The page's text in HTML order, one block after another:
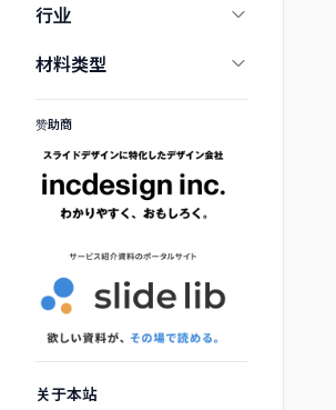
行业
材料类型
赞助商
关于本站